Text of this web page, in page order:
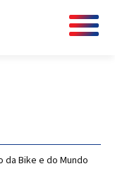
Bike e do Mundo